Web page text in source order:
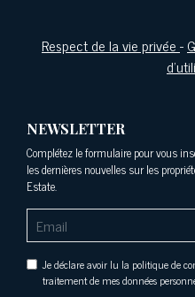
Respect de la vie privée-
NEWSLETTER
Complétez le formulaire pour vous
les dernières nouvelles sur les
Estate.
Je déclare avoir lu la politique de
traitement de mes données